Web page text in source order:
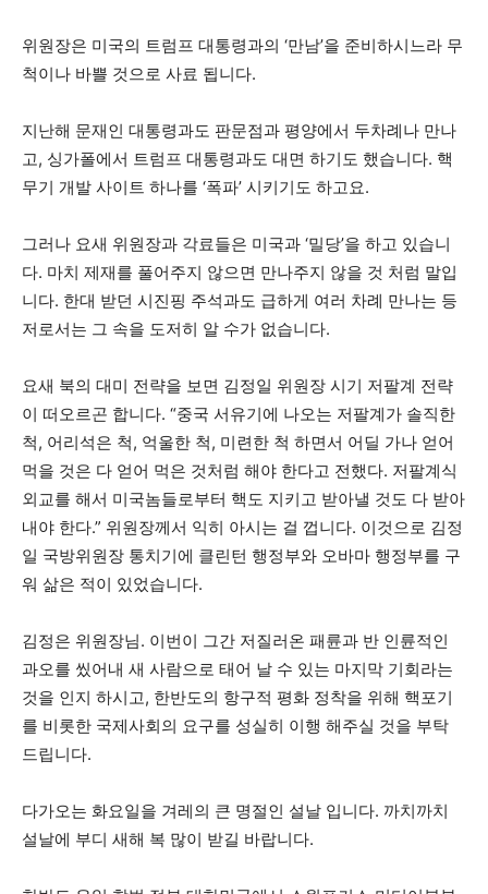
위원장은 미국의 트럼프 대통령과의 ‘만남’을 준비하시느라 무
척이나 바쁠 것으로 사료 됩니다.
지난해 문재인 대통령과도 판문점과 평양에서 두차례나 만나
고, 싱가폴에서 트럼프 대통령과도 대면 하기도 했습니다. 핵
무기 개발 사이트 하나를 ‘폭파’ 시키기도 하고요.
그러나 요새 위원장과 각료들은 미국과 ‘밀당’을 하고 있습니
다. 마치 제재를 풀어주지 않으면 만나주지 않을 것 처럼 말입
니다. 한대 받던 시진핑 주석과도 급하게 여러 차례 만나는 등
저로서는 그 속을 도저히 알 수가 없습니다.
요새 북의 대미 전략을 보면 김정일 위원장 시기 저팔계 전략
이 떠오르곤 합니다. “중국 서유기에 나오는 저팔계가 솔직한
척, 어리석은 척, 억울한 척, 미련한 척 하면서 어딜 가나 얻어
먹을 것은 다 얻어 먹은 것처럼 해야 한다고 전했다. 저팔계식
외교를 해서 미국놈들로부터 핵도 지키고 받아낼 것도 다 받아
내야 한다.” 위원장께서 익히 아시는 걸 껍니다. 이것으로 김정
일 국방위원장 통치기에 클린턴 행정부와 오바마 행정부를 구
워 삶은 적이 있었습니다.
김정은 위원장님. 이번이 그간 저질러온 패륜과 반 인륜적인
과오를 씼어내 새 사람으로 태어 날 수 있는 마지막 기회라는
것을 인지 하시고, 한반도의 항구적 평화 정착을 위해 핵포기
를 비롯한 국제사회의 요구를 성실히 이행 해주실 것을 부탁
드립니다.
다가오는 화요일을 겨레의 큰 명절인 설날 입니다. 까치까치
설날에 부디 새해 복 많이 받길 바랍니다.